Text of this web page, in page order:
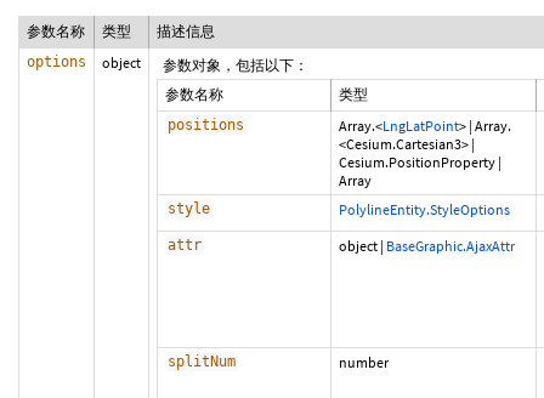
参数名称 类型 描述信息
options object
参数对象，包括以下：
参数名称
类型
positions Array.<LngLatPoint> | Array.
<Cesium.Cartesian3> |
Cesium.PositionProperty |
Array
style PolylineEntity.StyleOptions
attr object | BaseGraphic.AjaxAttr
splitNum number